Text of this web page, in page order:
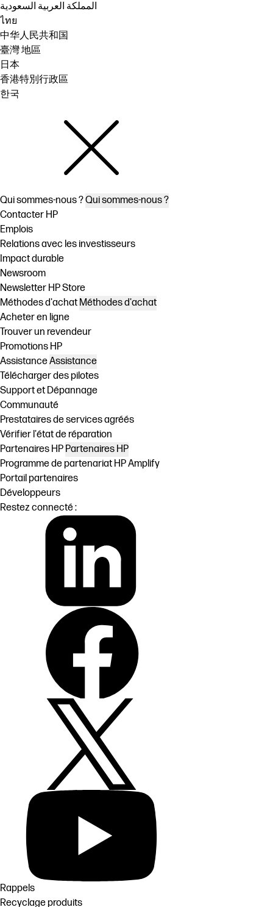
المملكة العربية السعودية
ไทย
中华人民共和国
臺灣 地區
日本
香港特別行政區
한국
Qui sommes-nous ?Qui sommes-nous ?
Contacter HP
Emplois
Relations avec les investisseurs
Impact durable
Newsroom
Newsletter HP Store
Méthodes d'achat Méthodes d'achat
Acheter en ligne
Trouver un revendeur
Promotions HP
AssistanceAssistance
Télécharger des pilotes
Support et Dépannage
Communauté
Prestataires de services agréés
Vérifier l'état de réparation
Partenaires HP Partenaires HP
Programme de partenariat HP Amplify
Portail partenaires
Développeurs
Restez connecté :
Rappels
Recyclage produits